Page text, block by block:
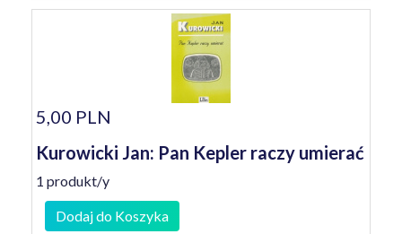
5,00 PLN
Kurowicki Jan: Pan Kepler raczy umierać
1 produkt/y
Dodaj do Koszyka